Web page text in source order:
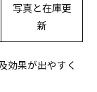
写真と在庫更
新
効果が出やすく